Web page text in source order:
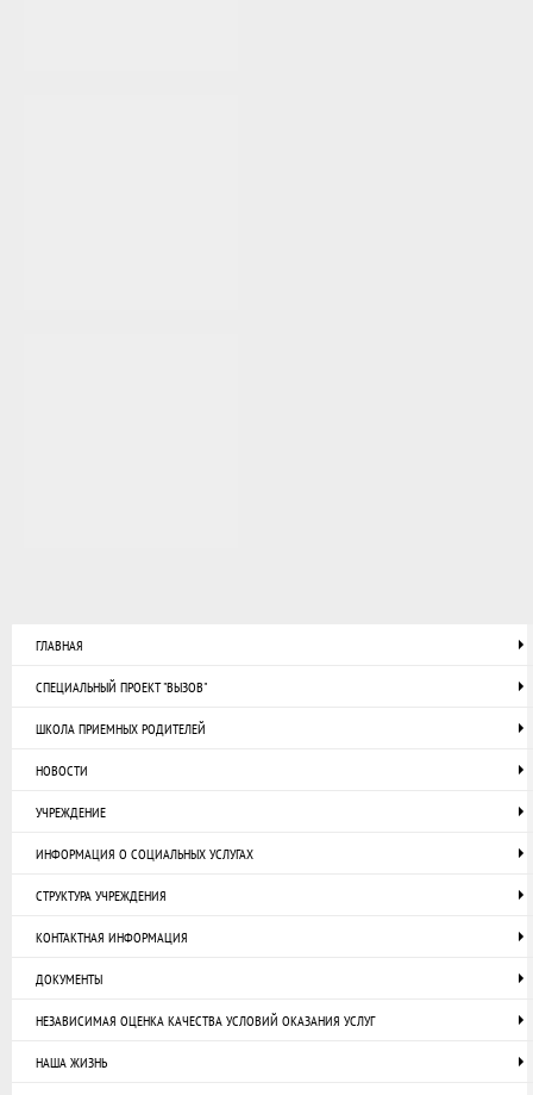
ГЛАВНАЯ
СПЕЦИАЛЬНЫЙ ПРОЕКТ "ВЫЗОВ"
ШКОЛА ПРИЕМНЫХ РОДИТЕЛЕЙ
НОВОСТИ
УЧРЕЖДЕНИЕ
ИНФОРМАЦИЯ О СОЦИАЛЬНЫХ УСЛУГАХ
СТРУКТУРА УЧРЕЖДЕНИЯ
КОНТАКТНАЯ ИНФОРМАЦИЯ
ДОКУМЕНТЫ
НЕЗАВИСИМАЯ ОЦЕНКА КАЧЕСТВА УСЛОВИЙ ОКАЗАНИЯ УСЛУГ
НАША ЖИЗНЬ